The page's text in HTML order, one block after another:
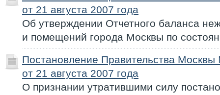
от 21 августа 2007 года
Об утверждении Отчетного баланса
и помещений города Москвы по
Постановление Правительства
от 21 августа 2007 года
О признании утратившими силу